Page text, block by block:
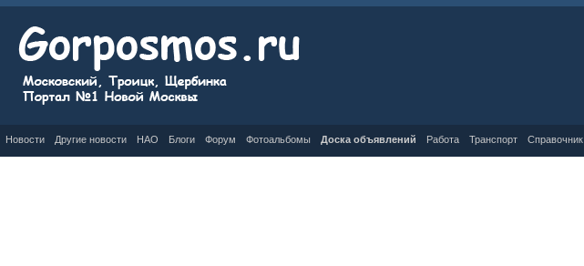
Новости Другие новости НАО Блоги Форум Фотоальбомы Доска объявлений Работа Транспорт Справочник